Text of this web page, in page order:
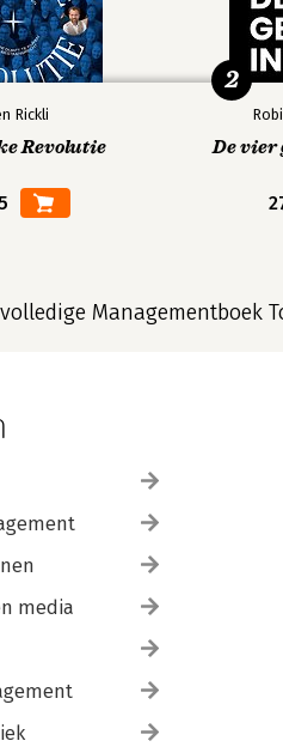
Rickli
Revolutie De vier
2
Managementboek
media